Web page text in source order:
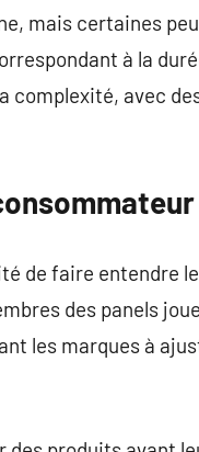
mais certaines
à la
complexité, avec
de faire entendre
des panels
les marques à